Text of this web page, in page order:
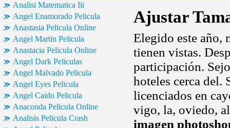
Analisi Matematica Iii
Angel Enamorado Pelicula
Anastasia Pelicula Online
Angel Martin Pelicula
Anastacia Pelicula Online
Angel Dark Peliculas
Angel Malvado Pelicula
Angel Eyes Pelicula
Angel Caido Pelicula
Anaconda Pelicula Online
Analisis Pelicula Crash
Ajustar
Elegido este año,
tienen vistas.
participación.
hoteles cerca del.
licenciados en
vigo, la, oviedo,
imagen